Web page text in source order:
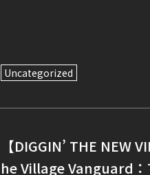
Uncategorized
【DIGGIN’ THE NEW
he Village Vanguard